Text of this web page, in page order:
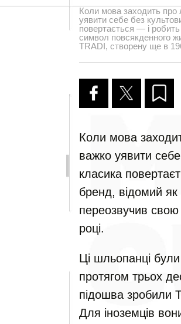
Коли мова заходить про
уявити себе без
повертається — і
символ повсякденного
TRADI, створену ще в
Коли мова
важко уявити
класика
бренд, відомий як
переозвучив
році.
Ці шльопанці
протягом трьох
підошва зробили
Для іноземців